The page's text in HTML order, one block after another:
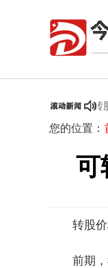
整「可转债转股价格
您的位置：
可
转股
前期